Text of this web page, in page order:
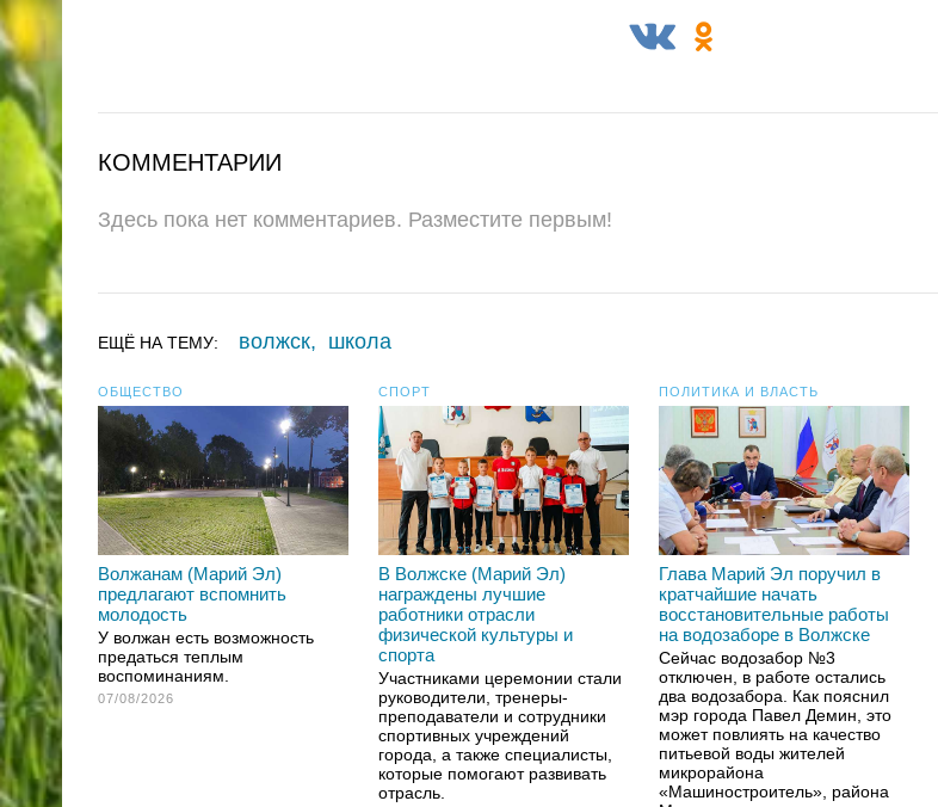
КОММЕНТАРИИ
Здесь пока нет комментариев. Разместите первым!
ЕЩЁ НА ТЕМУ: волжск, школа
ОБЩЕСТВО
Волжанам (Марий Эл)
предлагают вспомнить
молодость
У волжан есть возможность
предаться теплым
воспоминаниям.
07/08/2026
СПОРТ
В Волжске (Марий Эл)
награждены лучшие
работники отрасли
физической культуры и
спорта
Участниками церемонии стали
руководители, тренеры-
преподаватели и сотрудники
спортивных учреждений
города, а также специалисты,
которые помогают развивать
отрасль.
ПОЛИТИКА И ВЛАСТЬ
Глава Марий Эл поручил в
кратчайшие начать
восстановительные работы
на водозаборе в Волжске
Сейчас водозабор №3
отключен, в работе остались
два водозабора. Как пояснил
мэр города Павел Демин, это
может повлиять на качество
питьевой воды жителей
микрорайона
«Машиностроитель», района